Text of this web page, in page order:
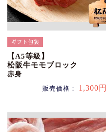
【A5等級】
松阪牛モモブロック
赤身
販売価格： 1,300円